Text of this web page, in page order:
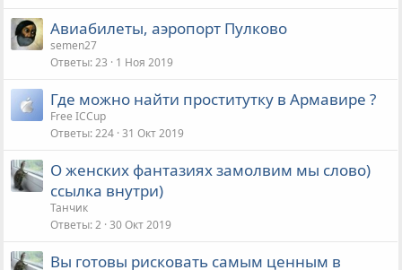
Авиабилеты, аэропорт Пулково
semen27
Ответы 23 1 Ноя 2019
Где можно найти проститутку в Армавире ?
Free ICCup
Ответы 224 31 Окт 2019
О женских фантазиях замолвим мы слово)
ссылка внутри)
Танчик
Ответы 2 30 Окт 2019
Вы готовы рисковать самым ценным в